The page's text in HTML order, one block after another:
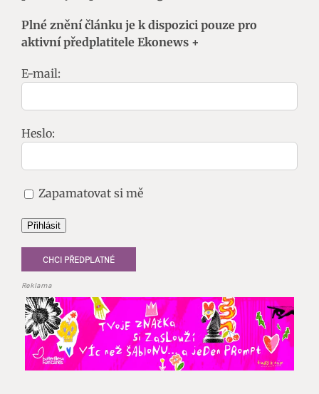
Plné znění článku je k dispozici pouze pro
aktivní předplatitele Ekonews +
E-mail:
Heslo:
Zapamatovat si mě
Přihlásit
CHCI PŘEDPLATNÉ
Reklama